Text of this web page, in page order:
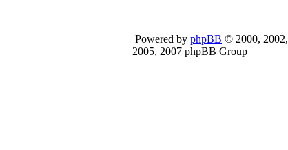
Powered by phpBB © 2000, 2002,
2005, 2007 phpBB Group